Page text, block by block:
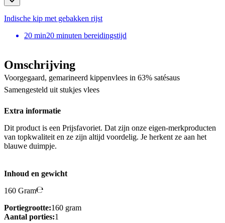
Indische kip met gebakken rijst
20 min20 minuten bereidingstijd
Omschrijving
Voorgegaard, gemarineerd kippenvlees in 63% satésaus
Samengesteld uit stukjes vlees
Extra informatie
Dit product is een Prijsfavoriet. Dat zijn onze eigen-merkproducten
van topkwaliteit en ze zijn altijd voordelig. Je herkent ze aan het
blauwe duimpje.
Inhoud en gewicht
160 Gram
Portiegrootte:160 gram
Aantal porties:1